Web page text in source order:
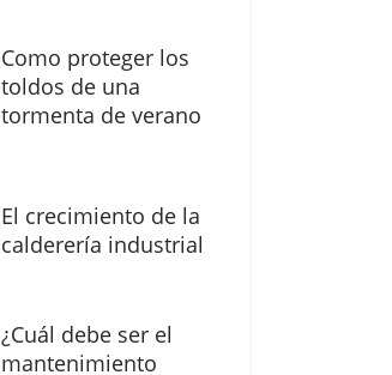
Como proteger los
toldos de una
tormenta de verano
El crecimiento de la
calderería industrial
¿Cuál debe ser el
mantenimiento